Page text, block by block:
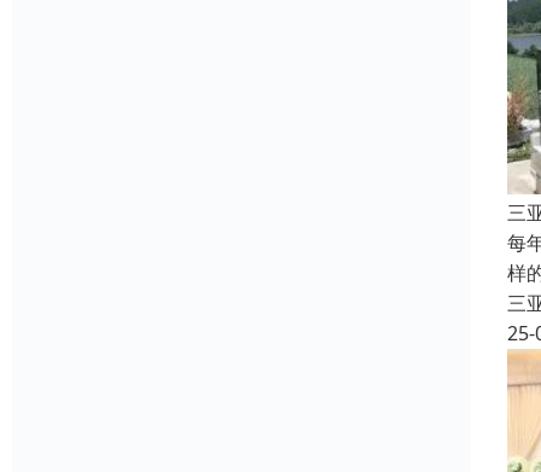
三
每
样
三
25-